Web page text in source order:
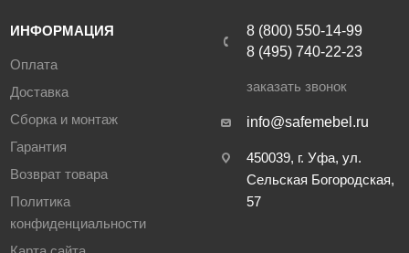
ИНФОРМАЦИЯ
Оплата
Доставка
Сборка и монтаж
Гарантия
Возврат товара
Политика
конфиденциальности
8 (800) 550-14-99
8 (495) 740-22-23
заказать звонок
info@safemebel.ru
450039, г. Уфа, ул.
Сельская Богородская,
57